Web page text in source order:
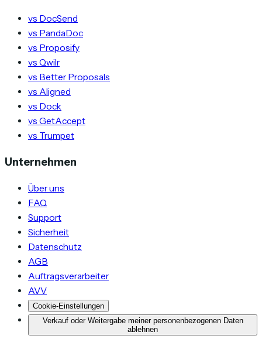
vs DocSend
vs PandaDoc
vs Proposify
vs Qwilr
vs Better Proposals
vs Aligned
vs Dock
vs GetAccept
vs Trumpet
Unternehmen
Über uns
FAQ
Support
Sicherheit
Datenschutz
AGB
Auftragsverarbeiter
AVV
Cookie-Einstellungen
Verkauf oder Weitergabe meiner personenbezogenen Daten
ablehnen